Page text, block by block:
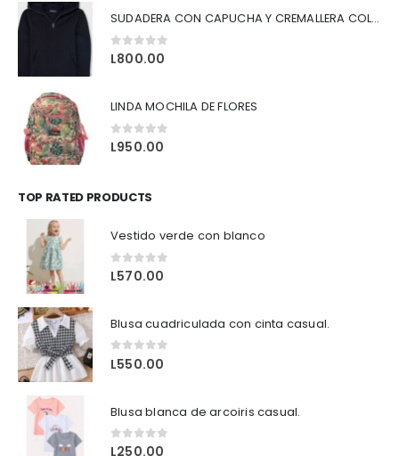
SUDADERA CON CAPUCHA Y CREMALLERA COLOR NEGRO
0out of 5
L800.00
LINDA MOCHILA DE FLORES
0out of 5
L950.00
TOP RATED PRODUCTS
Vestido verde con blanco
0out of 5
L570.00
Blusa cuadriculada con cinta casual.
0out of 5
L550.00
Blusa blanca de arcoiris casual.
0out of 5
L250.00